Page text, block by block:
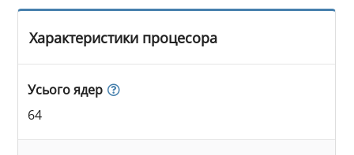
Характеристики процесора
Усього ядер
64